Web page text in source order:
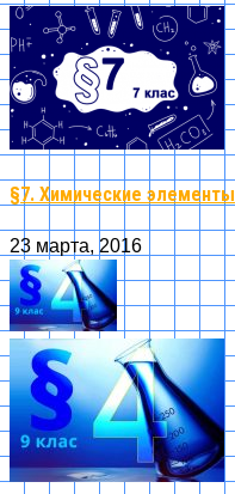
§7. Химические элементы
23 марта, 2016